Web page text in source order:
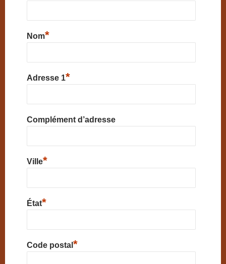
Nom*
Adresse 1*
Complément d’adresse
Ville*
État*
Code postal *